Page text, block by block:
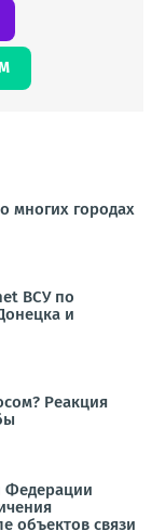
многих городах
ВСУ по
и
Реакция
Федерации
объектов связи